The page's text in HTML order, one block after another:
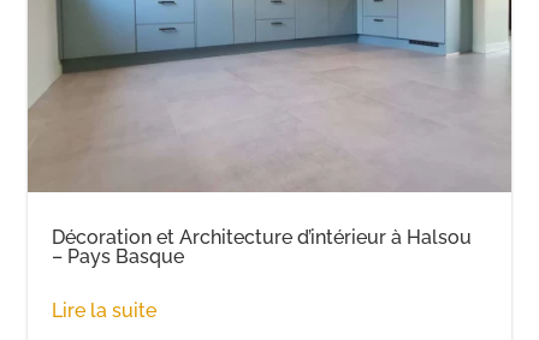
Décoration et Architecture d’intérieur à Halsou
– Pays Basque
Lire la suite